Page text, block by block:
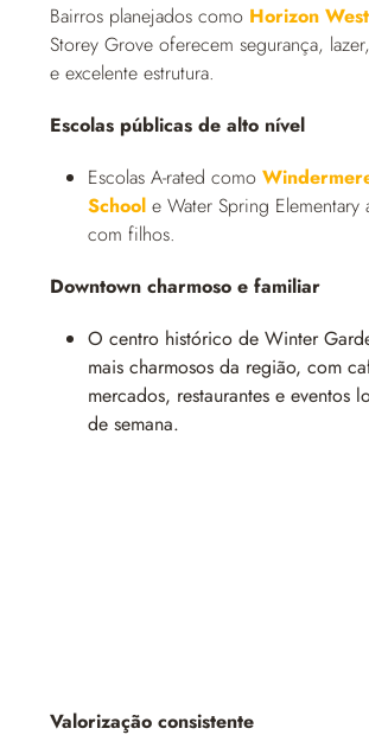
Bairros planejados como Horizon West
Storey Grove oferecem segurança,
e excelente estrutura.
Escolas públicas de alto nível
Escolas A-rated como
School e Water Spring Elementary
com filhos.
Downtown charmoso e familiar
O centro histórico de Winter
mais charmosos da região, com
mercados, restaurantes e eventos
de semana.
Valorização consistente